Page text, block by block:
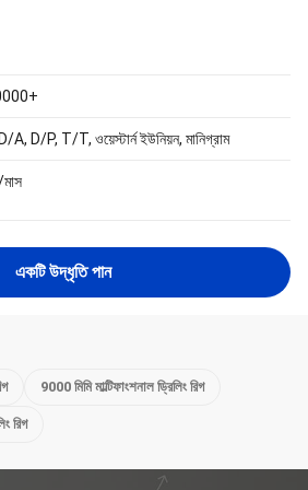
A, D/P, T/T, ওয়েস্টার্ন ইউনিয়ন, মানিগ্রাম
একটি উদ্ধৃতি পান
9000 মিমি মাল্টিফাংশনাল ড্রিলিং রিগ
রিগ